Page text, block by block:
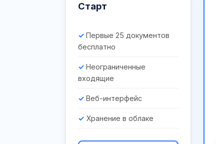
Старт
Первые 25 документов
бесплатно
Неограниченные
входящие
Веб-интерфейс
Хранение в облаке